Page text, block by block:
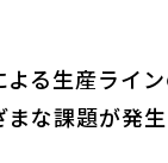
る生産ライ
な課題が発生